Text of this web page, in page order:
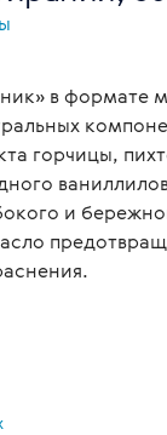
в формате
горчицы,
и